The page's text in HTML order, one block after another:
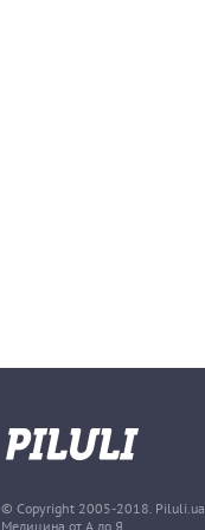
© Copyright 2005-2018. Piluli.ua
Медицина от А до Я.